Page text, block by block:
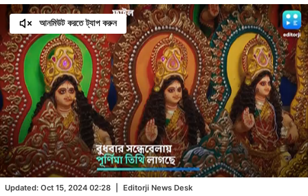
Updated: Oct 15, 2024 02:28 Editorji News Desk
আনমিউট করতে ট্যাপ করুন
Unmute
/
Loaded:
62.14%